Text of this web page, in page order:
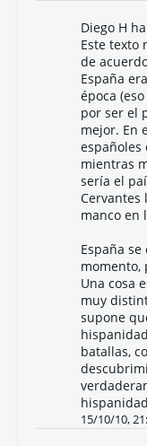
Diego H
Este texto
de
España
época
por ser el
mejor. En
españoles
mientras
sería el
Cervantes
manco en
España
momento,
Una cosa
muy
supone
batallas,
15/10/10,